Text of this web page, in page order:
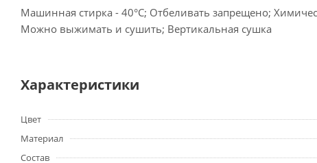
Машинная стирка - 40°C; Отбеливать запрещено;
Можно выжимать и сушить; Вертикальная сушка
Характеристики
Цвет
Материал
Состав